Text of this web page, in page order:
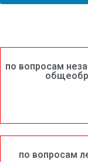
по вопросам
по вопросам